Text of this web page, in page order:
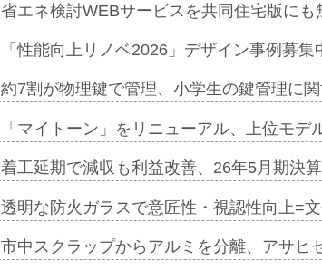
省エネ検討WEBサービスを共同住宅版に
「性能向上リノベ2026」デザイン事例募集
約7割が物理鍵で管理、小学生の鍵管理に
「マイトーン」をリニューアル、上位モ
着工延期で減収も利益改善、26年5月期決
透明な防火ガラスで意匠性・視認性向上=
市中スクラップからアルミを分離、アサ